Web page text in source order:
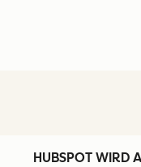
HUBSPOT WIRD